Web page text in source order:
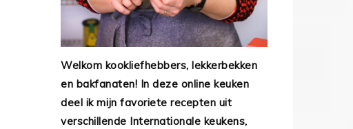
Welkom kookliefhebbers, lekkerbekken
en bakfanaten! In deze online keuken
deel ik mijn favoriete recepten uit
verschillende Internationale keukens,